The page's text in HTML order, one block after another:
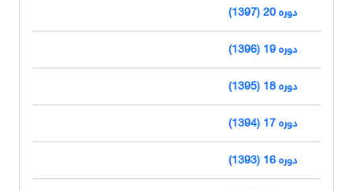
دوره 20 (1397)
دوره 19 (1396)
دوره 18 (1395)
دوره 17 (1394)
دوره 16 (1393)